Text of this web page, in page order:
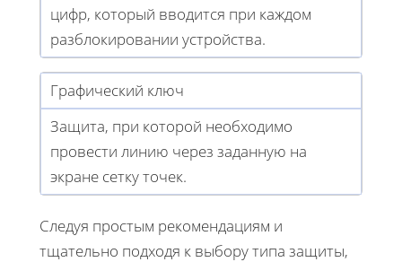
цифр, который вводится при каждом
разблокировании устройства.
Графический ключ
Защита, при которой необходимо
провести линию через заданную на
экране сетку точек.
Следуя простым рекомендациям и
тщательно подходя к выбору типа защиты,